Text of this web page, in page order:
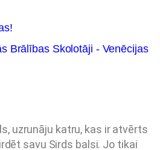
Brālības Skolotāji - Venēcijas
uzrunāju katru, kas ir atvērts
savu Sirds balsi. Jo tikai